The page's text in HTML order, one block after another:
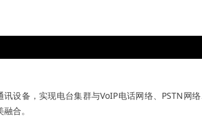
设备，实现电台集群与VoIP电话网络、PSTN网
合。